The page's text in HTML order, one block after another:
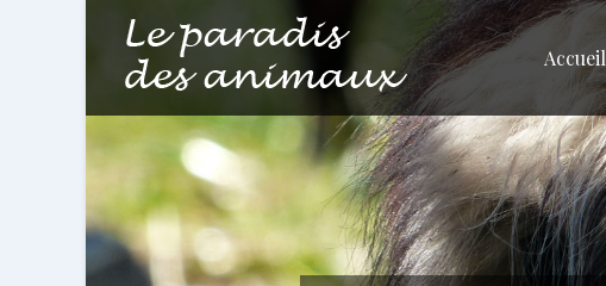
Accueil